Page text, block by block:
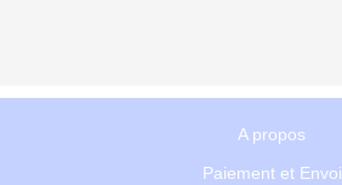
A propos
Paiement et Envoi